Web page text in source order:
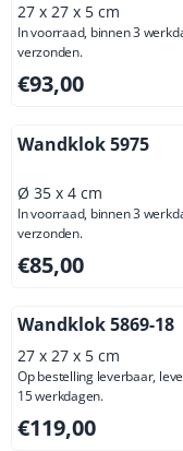
27 x 27 x 5 cm
In voorraad, binnen 3
verzonden.
Prijs: 93,00,
€93,00
Wandklok 5975
Ø 35 x 4 cm
In voorraad, binnen 3
verzonden.
Prijs: 85,00,
€85,00
Wandklok 5869-18
27 x 27 x 5 cm
Op bestelling leverbaar,
15 werkdagen.
Prijs: 119,00,
€119,00